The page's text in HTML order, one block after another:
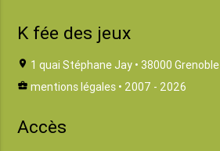
K fée des jeux
location_on 1 quai Stéphane Jay • 38000 Grenoble
business_center mentions légales • 2007 - 2026
Accès